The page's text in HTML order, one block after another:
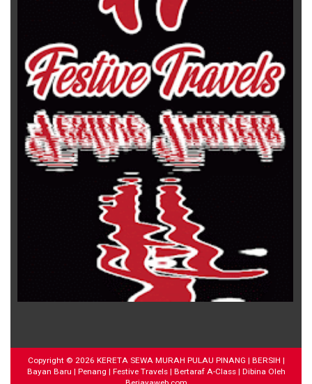
Copyright © 2026 KERETA SEWA MURAH PULAU PINANG | BERSIH |
Bayan Baru | Penang | Festive Travels | Bertaraf A-Class| Dibina Oleh